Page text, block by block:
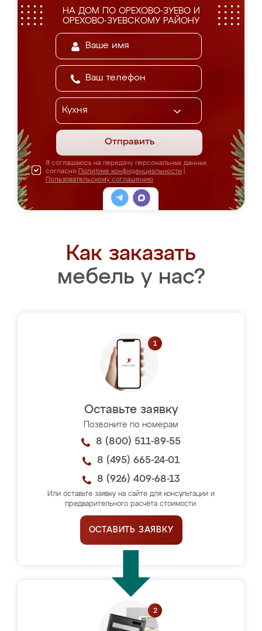
НА ДОМ ПО ОРЕХОВО-ЗУЕВО И
ОРЕХОВО-ЗУЕВСКОМУ РАЙОНУ
Отправить
Я соглашаюсь на передачу персональных данных
согласно Политике конфиденциальности
Пользовательскому соглашению
Как заказать
мебель у нас?
Оставьте заявку
Позвоните по номерам
8 (800) 511-89-55
8 (495) 665-24-01
8 (926) 409-68-13
Или оставьте заявку на сайте для консультации и
предварительного расчёта стоимости.
ОСТАВИТЬ ЗАЯВКУ